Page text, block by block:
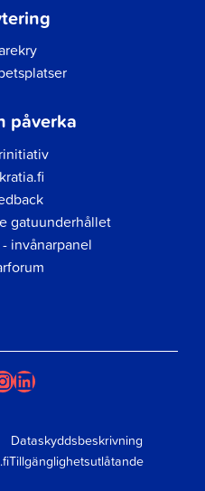
påverka
gatuunderhållet
invånarpanel
LinkedIn
Dataskyddsbeskrivning
Tillgänglighetsutlåtande